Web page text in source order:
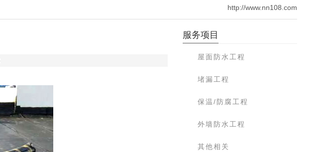
http://www.nn108.com
服务项目
屋面防水工程
堵漏工程
保温/防腐工程
外墙防水工程
其他相关